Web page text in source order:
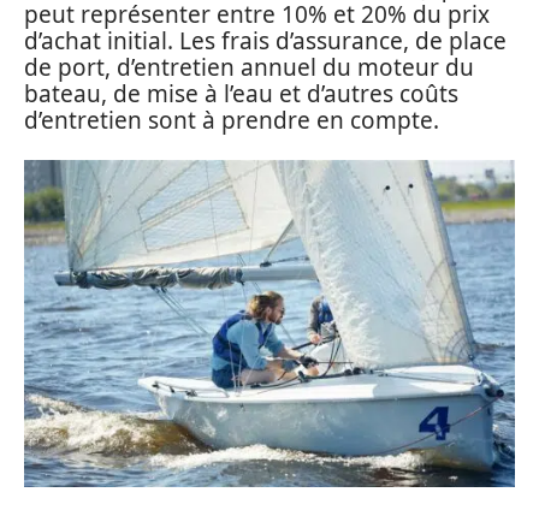
peut représenter entre 10% et 20% du prix
d’achat initial. Les frais d’assurance, de place
de port, d’entretien annuel du moteur du
bateau, de mise à l’eau et d’autres coûts
d’entretien sont à prendre en compte.